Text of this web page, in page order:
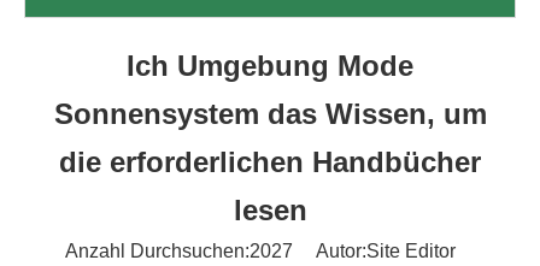
Ich Umgebung Mode
Sonnensystem das Wissen, um
die erforderlichen Handbücher
lesen
Anzahl Durchsuchen:2027 Autor:Site Editor